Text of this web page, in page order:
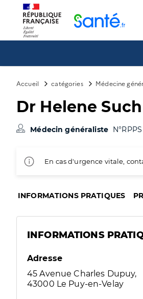
Accueil catégories Médecine
Dr Helene Such
Médecin généraliste
En cas d'urgence vitale,
INFORMATIONS PRATIQUES
INFORMATIONS
Adresse
45 Avenue Charles Dupuy,
43000 Le Puy-en-Velay
Panneau de gestion des cookies